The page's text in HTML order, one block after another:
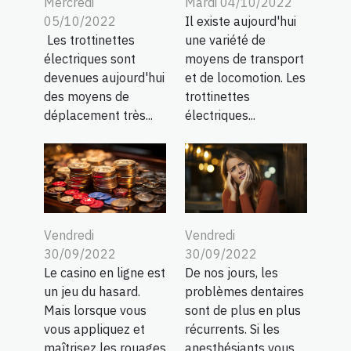
05/10/2022
Les trottinettes
électriques sont
devenues aujourd'hui
des moyens de
déplacement très...
Il existe aujourd'hui
une variété de
moyens de transport
et de locomotion. Les
trottinettes
électriques...
Vendredi
30/09/2022
Le casino en ligne est
un jeu du hasard.
Mais lorsque vous
vous appliquez et
Vendredi
30/09/2022
De nos jours, les
problèmes dentaires
sont de plus en plus
récurrents. Si les